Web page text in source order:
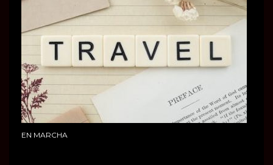
EN MARCHA